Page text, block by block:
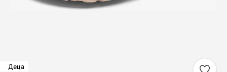
Деца